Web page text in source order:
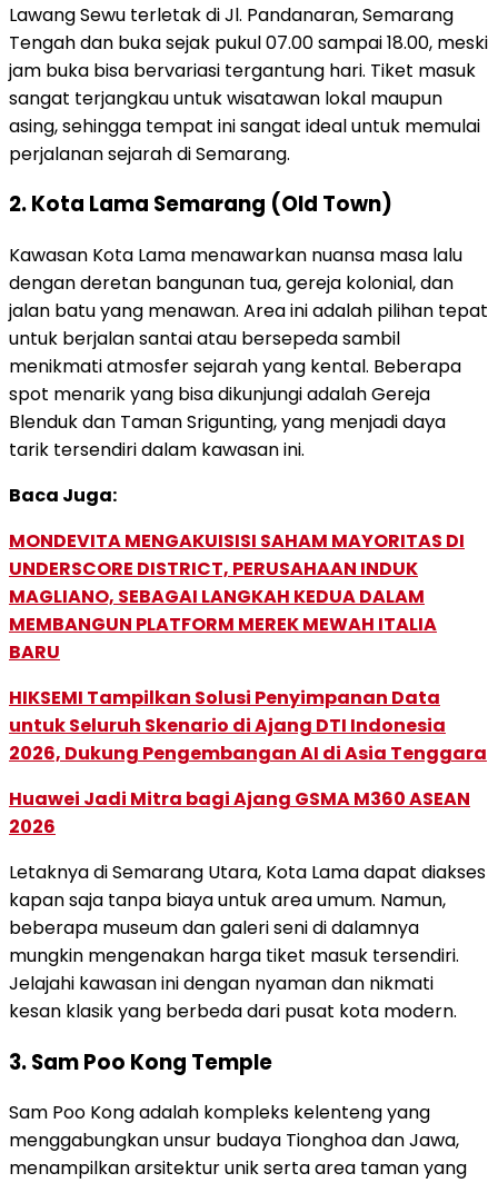
Lawang Sewu terletak di Jl. Pandanaran, Semarang
Tengah dan buka sejak pukul 07.00 sampai 18.00, meski
jam buka bisa bervariasi tergantung hari. Tiket masuk
sangat terjangkau untuk wisatawan lokal maupun
asing, sehingga tempat ini sangat ideal untuk memulai
perjalanan sejarah di Semarang.
2. Kota Lama Semarang (Old Town)
Kawasan Kota Lama menawarkan nuansa masa lalu
dengan deretan bangunan tua, gereja kolonial, dan
jalan batu yang menawan. Area ini adalah pilihan tepat
untuk berjalan santai atau bersepeda sambil
menikmati atmosfer sejarah yang kental. Beberapa
spot menarik yang bisa dikunjungi adalah Gereja
Blenduk dan Taman Srigunting, yang menjadi daya
tarik tersendiri dalam kawasan ini.
Baca Juga:
MONDEVITA MENGAKUISISI SAHAM MAYORITAS DI
UNDERSCORE DISTRICT, PERUSAHAAN INDUK
MAGLIANO, SEBAGAI LANGKAH KEDUA DALAM
MEMBANGUN PLATFORM MEREK MEWAH ITALIA
BARU
HIKSEMI Tampilkan Solusi Penyimpanan Data
untuk Seluruh Skenario di Ajang DTI Indonesia
2026, Dukung Pengembangan AI di Asia Tenggara
Huawei Jadi Mitra bagi Ajang GSMA M360 ASEAN
2026
Letaknya di Semarang Utara, Kota Lama dapat diakses
kapan saja tanpa biaya untuk area umum. Namun,
beberapa museum dan galeri seni di dalamnya
mungkin mengenakan harga tiket masuk tersendiri.
Jelajahi kawasan ini dengan nyaman dan nikmati
kesan klasik yang berbeda dari pusat kota modern.
3. Sam Poo Kong Temple
Sam Poo Kong adalah kompleks kelenteng yang
menggabungkan unsur budaya Tionghoa dan Jawa,
menampilkan arsitektur unik serta area taman yang